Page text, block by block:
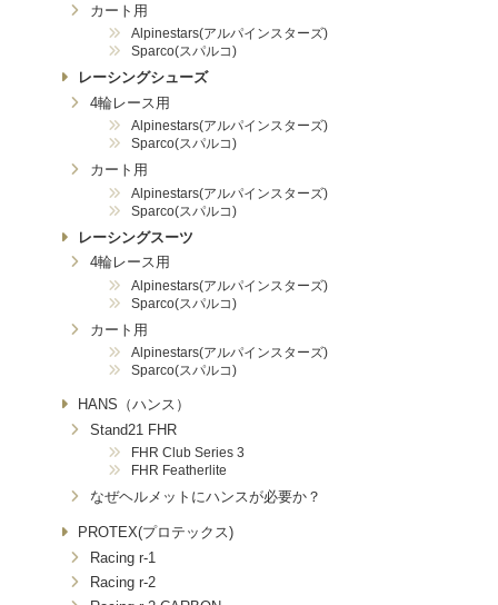
カート用
Alpinestars(アルパインスターズ)
Sparco(スパルコ)
レーシングシューズ
4輪レース用
Alpinestars(アルパインスターズ)
Sparco(スパルコ)
カート用
Alpinestars(アルパインスターズ)
Sparco(スパルコ)
レーシングスーツ
4輪レース用
Alpinestars(アルパインスターズ)
Sparco(スパルコ)
カート用
Alpinestars(アルパインスターズ)
Sparco(スパルコ)
HANS（ハンス）
Stand21 FHR
FHR Club Series 3
FHR Featherlite
なぜヘルメットにハンスが必要か？
PROTEX(プロテックス)
Racing r-1
Racing r-2